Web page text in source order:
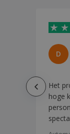
D
Het
hoge